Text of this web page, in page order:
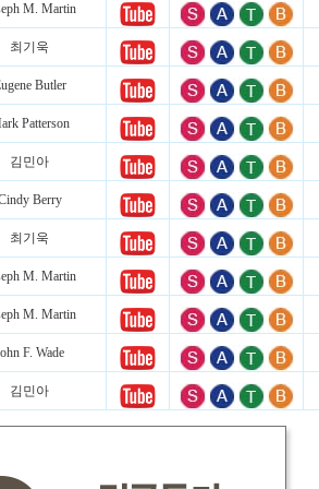
M. Martin
최기욱
Butler
Patterson
김민아
Berry
최기욱
M. Martin
M. Martin
F. Wade
김민아